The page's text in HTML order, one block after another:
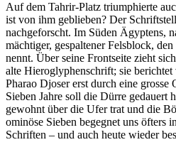
Auf dem Tahrir-Platz triumphierte
ist von ihm geblieben? Der
nachgeforscht. Im Süden Ägyptens,
mächtiger, gespaltener Felsblock,
nennt. Über seine Frontseite zieht
alte Hieroglyphenschrift; sie
Pharao Djoser erst durch eine grosse
Sieben Jahre soll die Dürre
gewohnt über die Ufer trat und die
ominöse Sieben begegnet uns öfters
Schriften – und auch heute wieder